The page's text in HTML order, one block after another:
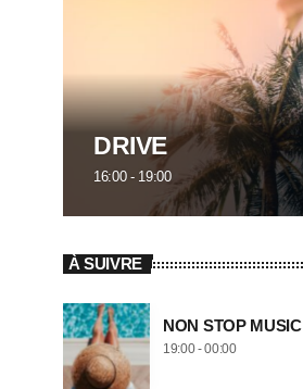
DRIVE
16:00 - 19:00
À SUIVRE
NON STOP MUSIC
19:00 - 00:00